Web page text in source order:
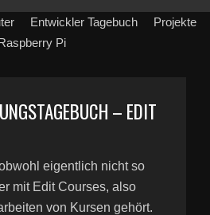
Entwickler Tagebuch
Projekte
Pi
– EDIT
eigentlich nicht so
mit Edit Courses, also
von Kursen gehört.